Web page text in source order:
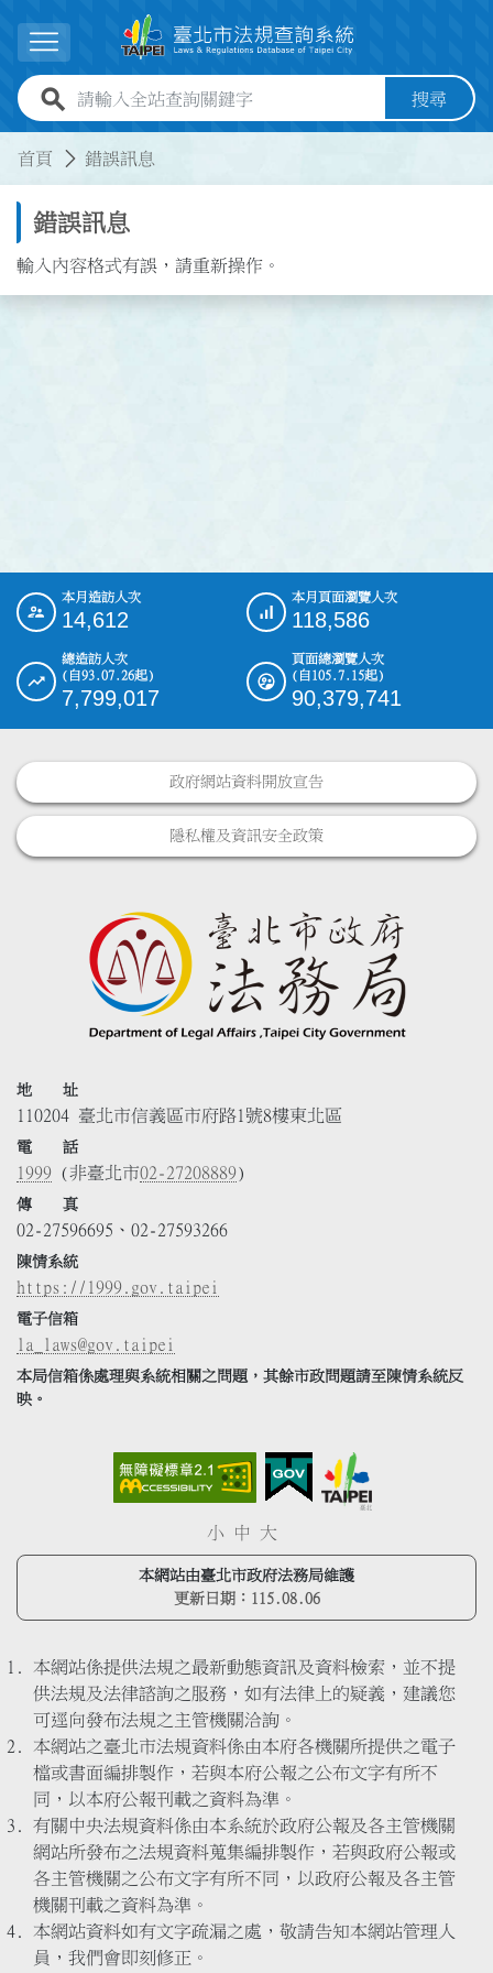
展開選單
全站查詢關鍵字欄位 搜尋
首頁 錯誤訊息
錯誤訊息
輸入內容格式有誤，請重新操作。
::: 本月造訪人次
14,612
本月頁面瀏覽人次
118,586
總造訪人次
(自93.07.26起)
7,799,017
頁面總瀏覽人次
(自105.7.15起)
90,379,741
政府網站資料開放宣告
隱私權及資訊安全政策
地 址
110204 臺北市信義區市府路1號8樓東北區
電 話
1999 (非臺北市02-27208889)
傳 真
02-27596695、02-27593266
陳情系統
https://1999.gov.taipei
電子信箱
la_laws@gov.taipei
本局信箱係處理與系統相關之問題，其餘市政問題請至陳情系統反
映。
小 中 大
本網站由臺北市政府法務局維護
更新日期： 115.08.06
本網站係提供法規之最新動態資訊及資料檢索，並不提
供法規及法律諮詢之服務，如有法律上的疑義，建議您
可逕向發布法規之主管機關洽詢。
本網站之臺北市法規資料係由本府各機關所提供之電子
檔或書面編排製作，若與本府公報之公布文字有所不
同，以本府公報刊載之資料為準。
有關中央法規資料係由本系統於政府公報及各主管機關
網站所發布之法規資料蒐集編排製作，若與政府公報或
各主管機關之公布文字有所不同，以政府公報及各主管
機關刊載之資料為準。
本網站資料如有文字疏漏之處，敬請告知本網站管理人
員，我們會即刻修正。